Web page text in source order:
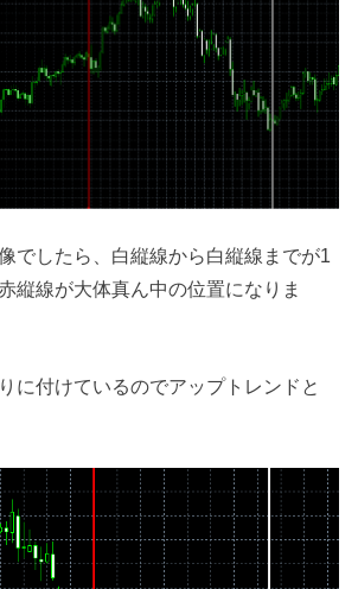
でしたら、白縦線から白縦線までが1
縦線が大体真ん中の位置になりま
に付けているのでアップトレンドと